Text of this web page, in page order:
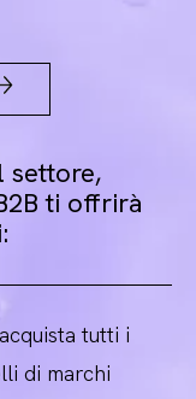
settore,
ti offrirà
acquista tutti i
di marchi